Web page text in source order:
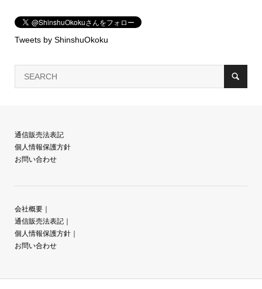
Tweets by ShinshuOkoku
通信販売法表記
個人情報保護方針
お問い合わせ
会社概要｜
通信販売法表記｜
個人情報保護方針｜
お問い合わせ